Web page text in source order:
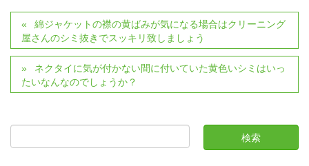
綿ジャケットの襟の黄ばみが気になる場合はクリーニング
屋さんのシミ抜きでスッキリ致しましょう
ネクタイに気が付かない間に付いていた黄色いシミはいっ
たいなんなのでしょうか？